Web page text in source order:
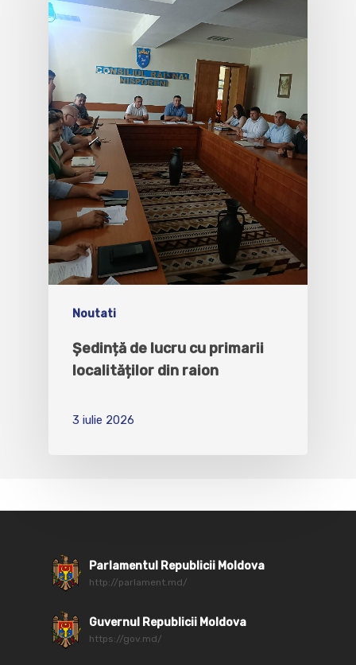
Noutati
Ședință de lucru cu primarii
localităților din raion
3 iulie 2026
Parlamentul Republicii Moldova
http://parlament.md/
Guvernul Republicii Moldova
https://gov.md/